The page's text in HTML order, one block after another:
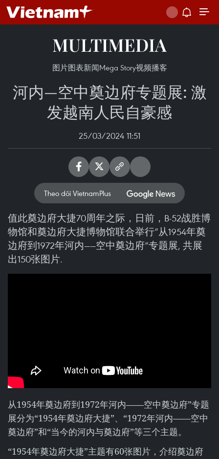
MULTIMEDIA
图片图表新闻Mega Story视频播客
河内—空中奠边府专题展: 激
发越南人民自豪感
25/03/2024 11:51
Theo dõi VietnamPlus
值此奠边府大捷70周年之际，日前，B-52战胜博
物馆和奠边府大捷博物馆联合举行“从1954年奠
边府到1972年河内——空中奠边府”专题展, 共展
出150张图片.
从1954年奠边府到1972年河内——空中奠边府”专题
展分为“1954年奠边府大捷”、“1972年河内——空中
奠边府”和“当今的河内与奠边府”等三个主题。
“1954年奠边府大捷”主题有60张图片，介绍奠边府